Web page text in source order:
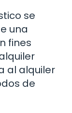
se
una
fines
al alquiler
de